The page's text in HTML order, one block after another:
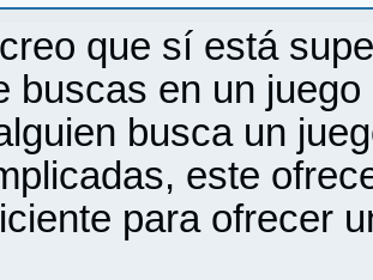
que sí está
buscas en un
busca un
este
para ofrecer